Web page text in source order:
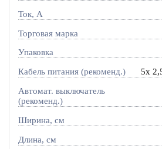
Ток, A
Торговая марка
Упаковка
Кабель питания (рекоменд.) 5х
Автомат. выключатель
(рекоменд.)
Ширина, см
Длина, см